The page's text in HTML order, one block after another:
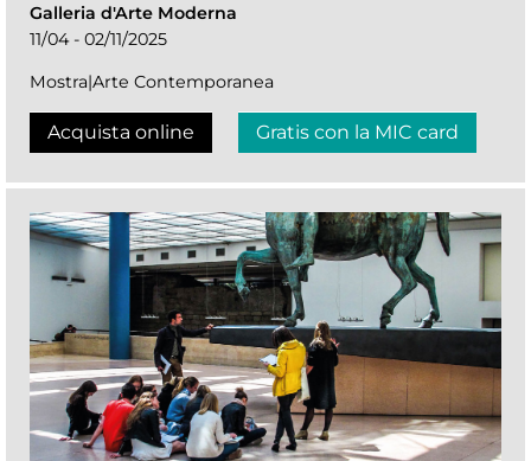
Galleria d'Arte Moderna
11/04 - 02/11/2025
Mostra|Arte Contemporanea
Acquista online Gratis con la MIC card